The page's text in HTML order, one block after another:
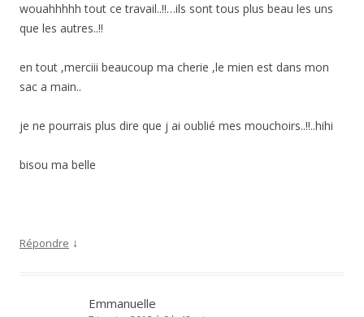
wouahhhhh tout ce travail..!!…ils sont tous plus beau les uns
que les autres..!!
en tout ,merciii beaucoup ma cherie ,le mien est dans mon
sac a main..
je ne pourrais plus dire que j ai oublié mes mouchoirs..!!..hihi
bisou ma belle
Répondre ↓
Emmanuelle